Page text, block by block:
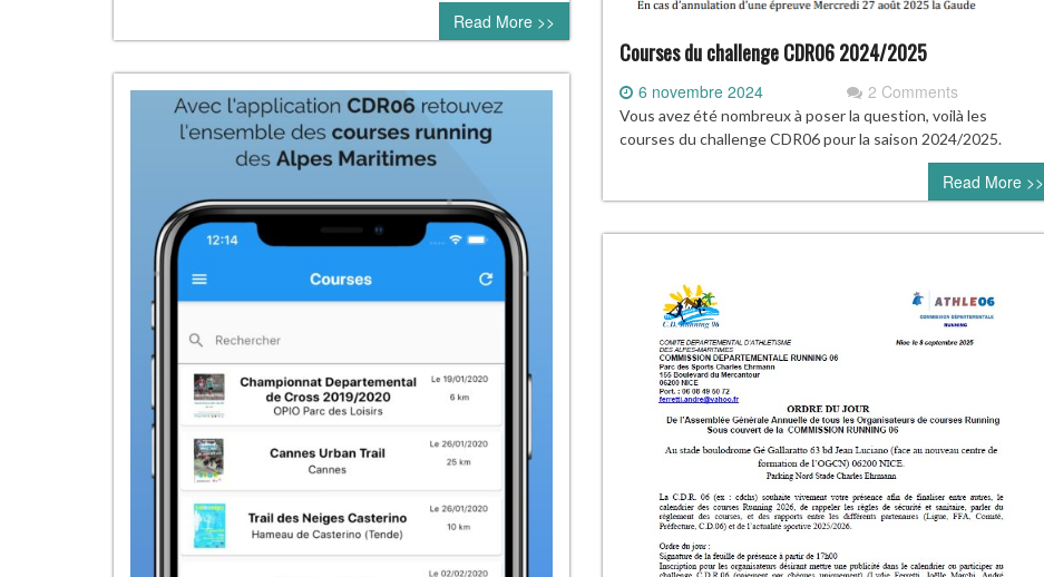
Read More >>
Courses du challenge CDR06 2024/2025
6 novembre 2024 2 Comments
Vous avez été nombreux à poser la question, voilà les
courses du challenge CDR06 pour la saison 2024/2025.
Read More >>